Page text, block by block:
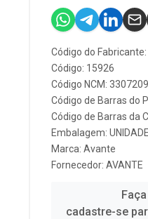
Código do Fabricante:
Código: 15926
Código NCM:
Código de Barras do
Código de Barras da
Embalagem: UNIDADE
Marca: Avante
Fornecedor: AVANTE
cadastre-se